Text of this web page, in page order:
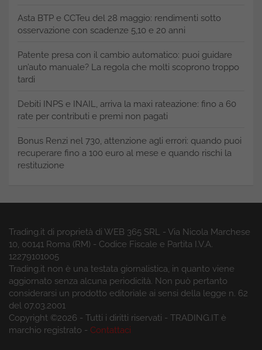
Asta BTP e CCTeu del 28 maggio: rendimenti sotto
osservazione con scadenze 5,10 e 20 anni
Patente presa con il cambio automatico: puoi guidare
un’auto manuale? La regola che molti scoprono troppo
tardi
Debiti INPS e INAIL, arriva la maxi rateazione: fino a 60
rate per contributi e premi non pagati
Bonus Renzi nel 730, attenzione agli errori: quando puoi
recuperare fino a 100 euro al mese e quando rischi la
restituzione
Trading.it di proprietà di WEB 365 SRL - Via Nicola Marchese
10, 00141 Roma (RM) - Codice Fiscale e Partita I.V.A.
12279101005
Trading.it non è una testata giornalistica, in quanto viene
aggiornato senza alcuna periodicità. Non può pertanto
considerarsi un prodotto editoriale ai sensi della legge n. 62
del 07.03.2001
Copyright ©2026 - Tutti i diritti riservati - TRADING.IT è
marchio registrato - Contattaci